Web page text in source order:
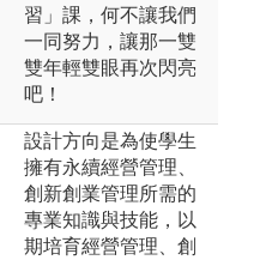
習」課，何不讓我們
一同努力，讓那一雙
雙年輕雙眼再次閃亮
吧！
設計方向是為使學生
擁有永續經營管理、
創新創業管理所需的
專業知識與技能，以
期培育經營管理、創